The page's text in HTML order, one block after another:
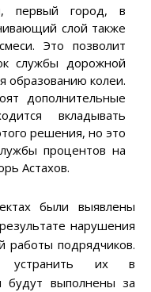
первый город, в
слой также
Это позволит
службы дорожной
образованию колеи.
дополнительные
вкладывать
решения, но это
процентов на
Астахов.
были выявлены
нарушения
работы подрядчиков.
устранить их в
будут выполнены за